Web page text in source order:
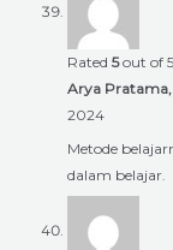
Rated 5out of 5
Arya
2024
Metode
dalam belajar.